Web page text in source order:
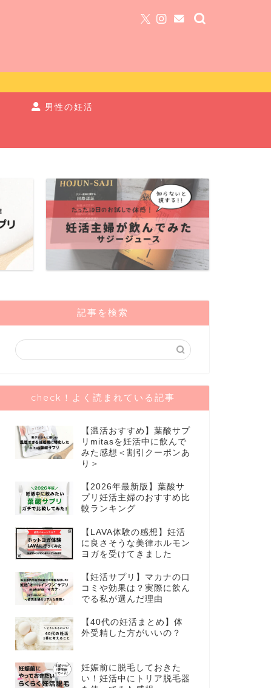
男性の妊活
記事を検索
check！よく読まれている記事
【温活おすすめ】葉酸サプ
リmitasを妊活中に飲んで
みた感想＜割引クーポンあ
り＞
【2026年最新版】葉酸サ
プリ妊活主婦のおすすめ比
較ランキング
【LAVA体験の感想】妊活
に良さそうな美律ホルモン
ヨガを受けてきました
【妊活サプリ】マカナの口
コミや効果は？実際に飲ん
でる私が選んだ理由
【40代の妊活まとめ】体
外受精した方がいいの？
妊娠前に脱毛しておきた
い！妊活中にトリア脱毛器